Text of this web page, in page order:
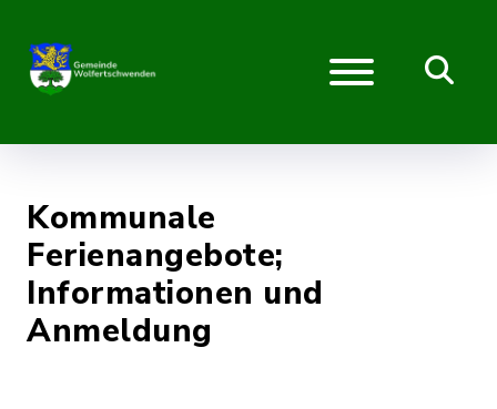
Kommunale
Ferienangebote;
Informationen und
Anmeldung